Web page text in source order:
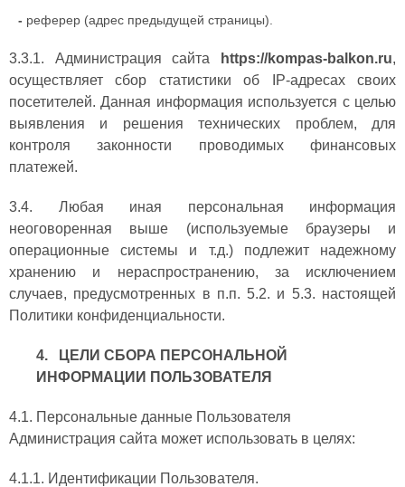
- реферер (адрес предыдущей страницы).
3.3.1. Администрация сайта https://kompas-balkon.ru,
осуществляет сбор статистики об IP-адресах своих
посетителей. Данная информация используется с целью
выявления и решения технических проблем, для
контроля законности проводимых финансовых
платежей.
3.4. Любая иная персональная информация
неоговоренная выше (используемые браузеры и
операционные системы и т.д.) подлежит надежному
хранению и нераспространению, за исключением
случаев, предусмотренных в п.п. 5.2. и 5.3. настоящей
Политики конфиденциальности.
4. ЦЕЛИ СБОРА ПЕРСОНАЛЬНОЙ
ИНФОРМАЦИИ ПОЛЬЗОВАТЕЛЯ
4.1. Персональные данные Пользователя
Администрация сайта может использовать в целях:
4.1.1. Идентификации Пользователя.